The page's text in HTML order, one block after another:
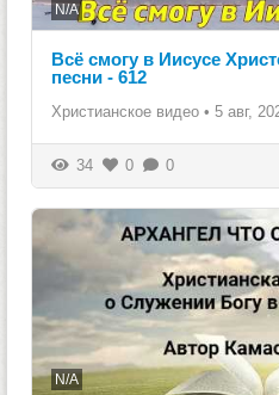
N/A
Всё смогу в Иисусе
песни - 612
Христианское видео • 5 авг,
34 0 0
N/A